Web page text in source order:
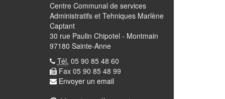
Centre Communal de services
Administratifs et Tehniques Marlène
Captant
30 rue Paulin Chipotel - Montmain
97180 Sainte-Anne
Tél. 05 90 85 48 60
Fax 05 90 85 48 99
Envoyer un email